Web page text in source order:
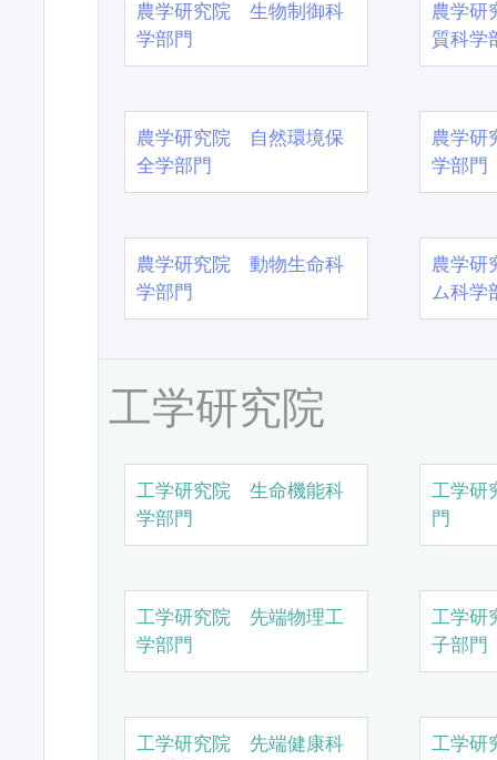
農学研究院 生物制御科
学部門
農学
質科学
農学研究院 自然環境保
全学部門
農学
学部門
農学研究院 動物生命科
学部門
農学
ム科学
工学研究院
工学研究院 生命機能科
学部門
工学研
門
工学研究院 先端物理工
学部門
工学研
子部門
工学研究院 先端健康科
工学研